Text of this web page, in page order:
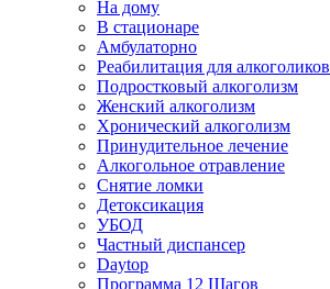
На дому
В стационаре
Амбулаторно
Реабилитация для алкоголиков
Подростковый алкоголизм
Женский алкоголизм
Хронический алкоголизм
Принудительное лечение
Алкогольное отравление
Снятие ломки
Детоксикация
УБОД
Частный диспансер
Daytop
Программа 12 Шагов